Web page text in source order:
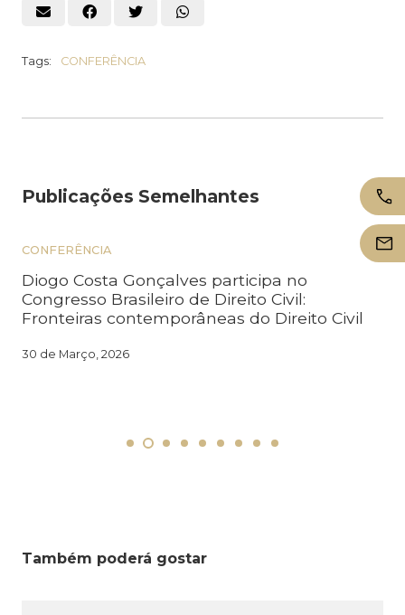
Tags: CONFERÊNCIA
Publicações Semelhantes
CONFERÊNCIA
Diogo Costa Gonçalves participa no
Congresso Brasileiro de Direito Civil:
Fronteiras contemporâneas do Direito Civil
30 de Março, 2026
Também poderá gostar